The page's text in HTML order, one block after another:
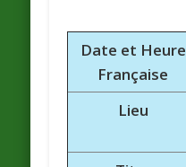
Date et Heure
Française
Lieu